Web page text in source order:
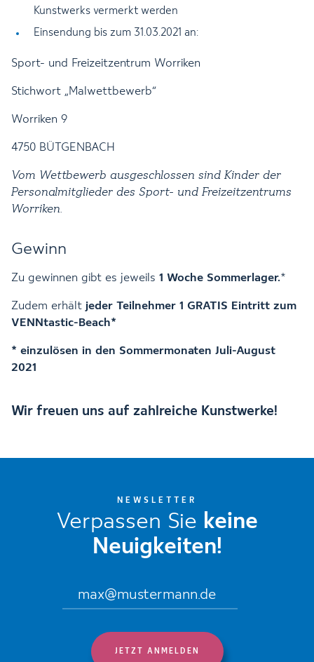
Kunstwerks vermerkt werden
Einsendung bis zum 31.03.2021 an:
Sport- und Freizeitzentrum Worriken
Stichwort „Malwettbewerb“
Worriken 9
4750 BÜTGENBACH
Vom Wettbewerb ausgeschlossen sind Kinder der
Personalmitglieder des Sport- und Freizeitzentrums
Worriken.
Gewinn
Zu gewinnen gibt es jeweils 1 Woche Sommerlager.*
Zudem erhält jeder Teilnehmer 1 GRATIS Eintritt zum
VENNtastic-Beach*
* einzulösen in den Sommermonaten Juli-August
2021
Wir freuen uns auf zahlreiche Kunstwerke!
NEWSLETTER
Verpassen Sie keine
Neuigkeiten!